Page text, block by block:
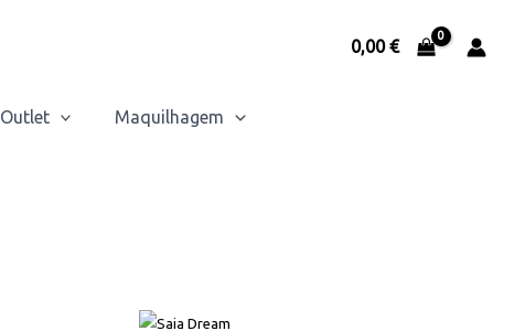
0,00€
Outlet Maquilhagem